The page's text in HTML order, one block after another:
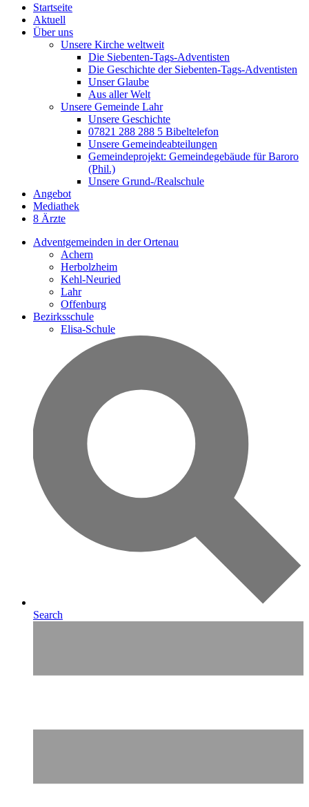
Startseite
Aktuell
Über uns
Unsere Kirche weltweit
Die Siebenten-Tags-Adventisten
Die Geschichte der Siebenten-Tags-Adventisten
Unser Glaube
Aus aller Welt
Unsere Gemeinde Lahr
Unsere Geschichte
07821 288 288 5 Bibeltelefon
Unsere Gemeindeabteilungen
Gemeindeprojekt: Gemeindegebäude für Baroro
(Phil.)
Unsere Grund-/Realschule
Angebot
Mediathek
8 Ärzte
Adventgemeinden in der Ortenau
Achern
Herbolzheim
Kehl-Neuried
Lahr
Offenburg
Bezirksschule
Elisa-Schule
Search